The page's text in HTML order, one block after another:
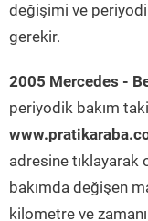
değişimi ve
gerekir.
2005 Mercedes -
periyodik bakım
adresine
bakımda değişen
kilometre ve